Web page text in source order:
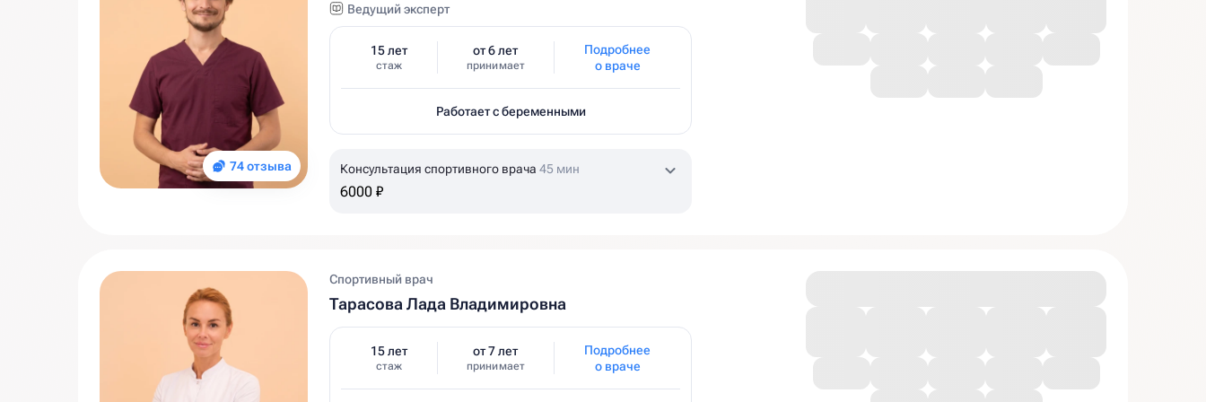
74 отзыва
Ведущий эксперт
15 лет
стаж
от 6 лет
принимает
Подробнее
о враче
Работает с беременными
Консультация спортивного врача 45 мин
6000 ₽
Спортивный врач
Тарасова Лада Владимировна
15 лет
стаж
от 7 лет
принимает
Подробнее
о враче